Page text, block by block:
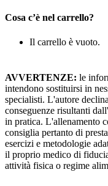
Cosa c’è nel carrello?
Il carrello è vuoto.
AVVERTENZE: le
intendono sostituirsi in
specialisti. L'autore
conseguenze risultanti
in pratica. L'allenamento
consiglia pertanto di
esercizi e metodologie
il proprio medico di
attività fisica o regime